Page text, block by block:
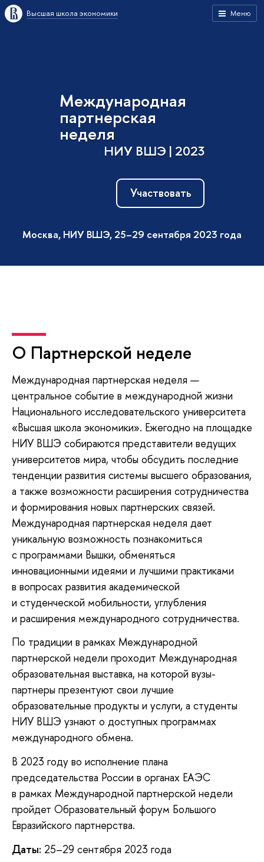
Меню
Высшая школа экономики
Международная
партнерская
неделя
НИУ ВШЭ | 2023
Участвовать
Москва, НИУ ВШЭ, 25–29 сентября 2023 года
О Партнерской неделе
Международная партнерская неделя —
центральное событие в международной жизни
Национального исследовательского университета
«Высшая школа экономики». Ежегодно на площадке
НИУ ВШЭ собираются представители ведущих
университетов мира, чтобы обсудить последние
тенденции развития системы высшего образования,
а также возможности расширения сотрудничества
и формирования новых партнерских связей.
Международная партнерская неделя дает
уникальную возможность познакомиться
с программами Вышки, обменяться
инновационными идеями и лучшими практиками
в вопросах развития академической
и студенческой мобильности, углубления
и расширения международного сотрудничества.
По традиции в рамках Международной
партнерской недели проходит Международная
образовательная выставка, на которой вузы-
партнеры презентуют свои лучшие
образовательные продукты и услуги, а студенты
НИУ ВШЭ узнают о доступных программах
международного обмена.
В 2023 году во исполнение плана
председательства России в органах ЕАЭС
в рамках Международной партнерской недели
пройдет Образовательный форум Большого
Евразийского партнерства.
Даты: 25–29 сентября 2023 года